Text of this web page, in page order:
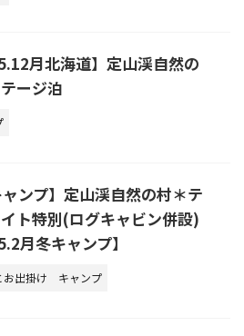
月北海道】定山渓自然の
ージ泊
ンプ】定山渓自然の村＊テ
ト特別(ログキャビン併設)
月冬キャンプ】
お出掛け キャンプ